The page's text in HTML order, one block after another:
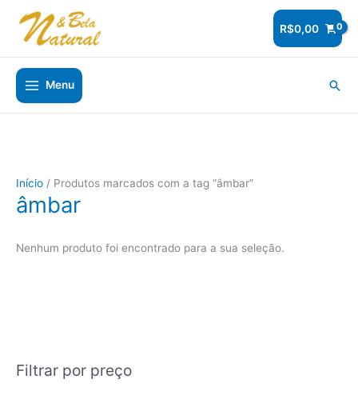
para
conteúdo
R$0,00
Menu
Filtrar por preço
Início / Produtos marcados com a tag “âmbar”
âmbar
Nenhum produto foi encontrado para a sua seleção.